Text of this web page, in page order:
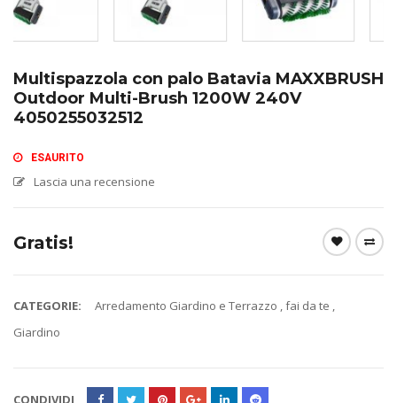
Multispazzola con palo Batavia MAXXBRUSH
Outdoor Multi-Brush 1200W 240V
4050255032512
ESAURITO
Lascia una recensione
Gratis!
CATEGORIE: Arredamento Giardino e Terrazzo ,fai da te ,
Giardino
CONDIVIDI